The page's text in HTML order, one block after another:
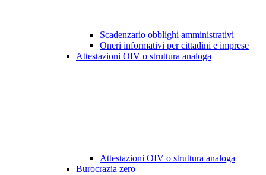
Scadenzario obblighi amministrativi
Oneri informativi per cittadini e imprese
Attestazioni OIV o struttura analoga
Attestazioni OIV o struttura analoga
Burocrazia zero